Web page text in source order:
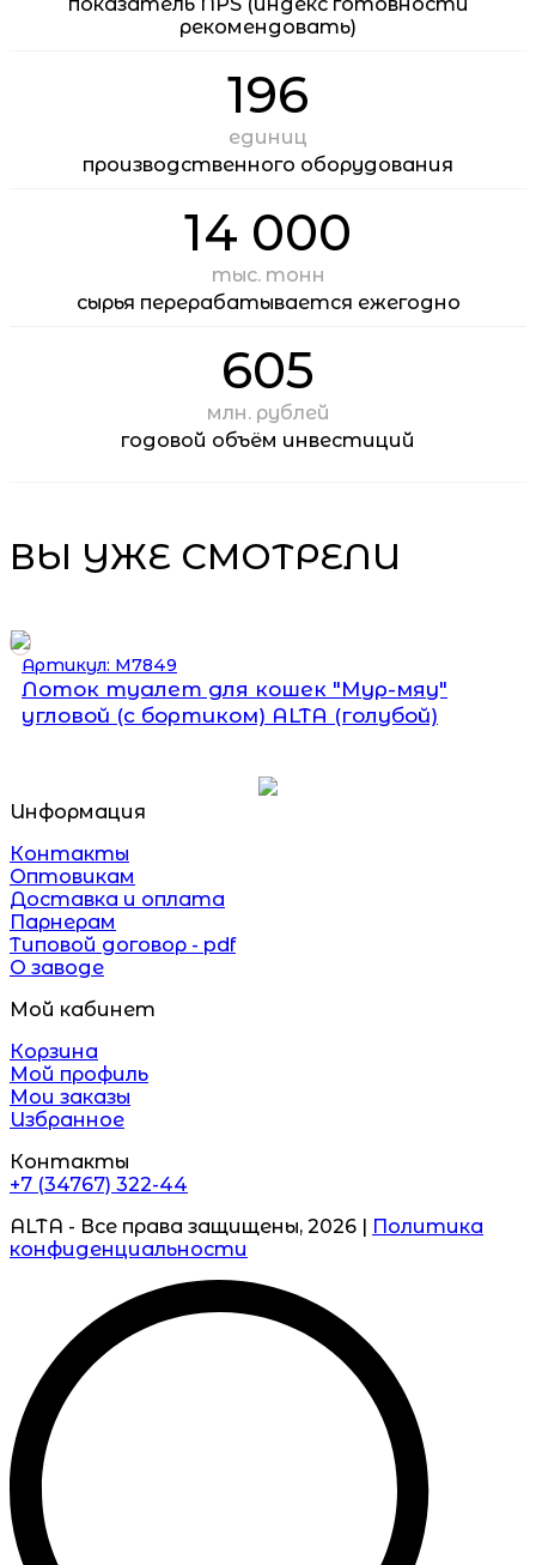
рекомендовать)
196
единиц
производственного оборудования
14 000
тыс. тонн
сырья перерабатывается ежегодно
605
млн. рублей
годовой объём инвестиций
ВЫ УЖЕ СМОТРЕЛИ
Артикул: М7849
Лоток туалет для кошек "Мур-мяу"
угловой (с бортиком) ALTA (голубой)
Информация
Контакты
Оптовикам
Доставка и оплата
Парнерам
Типовой договор - pdf
О заводе
Мой кабинет
Корзина
Мой профиль
Мои заказы
Избранное
Контакты
+7 (34767) 322-44
ALTA - Все права защищены, 2026 | Политика
конфиденциальности